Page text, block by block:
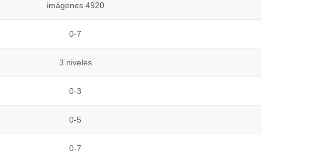
imágenes 4920
0-7
3 niveles
0-3
0-5
0-7